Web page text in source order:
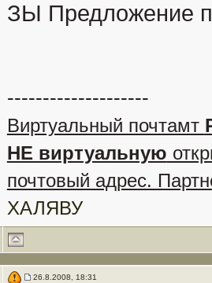
ЗЫ Предложение
--------------------
Виртуальный почтамт
НЕ виртуальную
почтовый адрес.
ХАЛЯВУ
26.8.2008, 18:31